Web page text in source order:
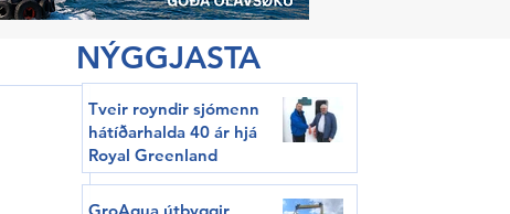
NÝGGJASTA
Tveir royndir sjómenn
hátíðarhalda 40 ár hjá
Royal Greenland